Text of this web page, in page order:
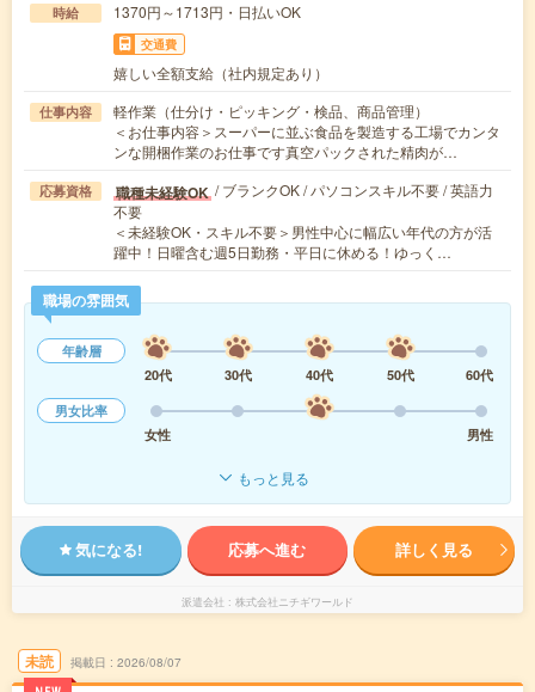
時給 1370円～1713円・日払いOK
交通費
嬉しい全額支給（社内規定あり）
仕事内容
軽作業（仕分け・ピッキング・検品、商品管理）
＜お仕事内容＞スーパーに並ぶ食品を製造する工場でカンタ
ンな開梱作業のお仕事です真空パックされた精肉が…
応募資格 職種未経験OK / ブランクOK / パソコンスキル不要 / 英語力
不要
＜未経験OK・スキル不要＞男性中心に幅広い年代の方が活
躍中！日曜含む週5日勤務・平日に休める！ゆっく…
職場の雰囲気
年齢層
20代
30代 40代 50代
60代
男女比率
女性
男性
もっと見る
気になる! 応募へ進む 詳しく見る
派遣会社 株式会社ニチギワールド
未読 掲載日 2026/08/07